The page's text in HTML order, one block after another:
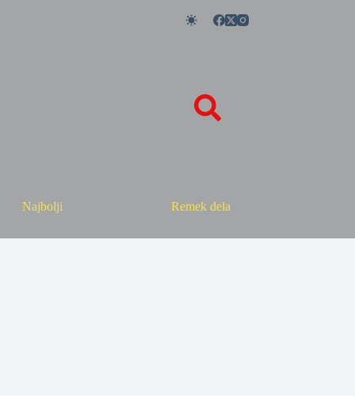
Najbolji Remek dela